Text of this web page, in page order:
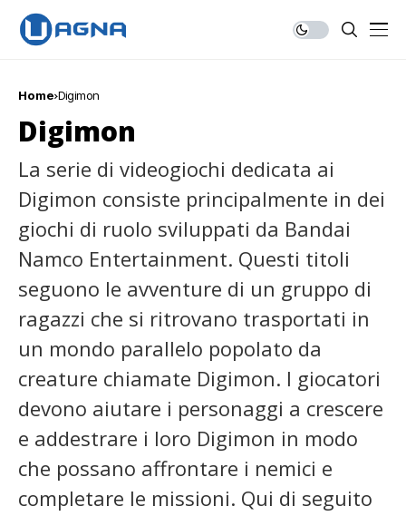
Home Digimon
Digimon
La serie di videogiochi dedicata ai
Digimon consiste principalmente in dei
giochi di ruolo sviluppati da Bandai
Namco Entertainment. Questi titoli
seguono le avventure di un gruppo di
ragazzi che si ritrovano trasportati in
un mondo parallelo popolato da
creature chiamate Digimon. I giocatori
devono aiutare i personaggi a crescere
e addestrare i loro Digimon in modo
che possano affrontare i nemici e
completare le missioni. Qui di seguito